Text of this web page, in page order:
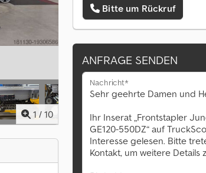
1 / 10
Bitte um Rückruf
ANFRAGE SENDEN
Nachricht*